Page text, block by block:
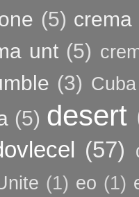
(5) crema
unt (5)
(3) Cuba
(5) desert
(57)
(1) eo (1)